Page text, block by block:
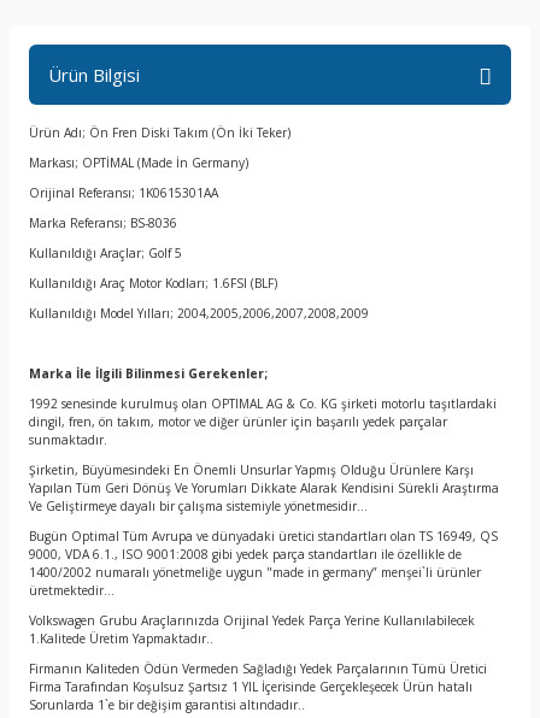
Ürün Bilgisi
Ürün Adı; Ön Fren Diski Takım (Ön İki Teker)
Markası; OPTİMAL (Made İn Germany)
Orijinal Referansı; 1K0615301AA
Marka Referansı; BS-8036
Kullanıldığı Araçlar; Golf 5
Kullanıldığı Araç Motor Kodları; 1.6FSI (BLF)
Kullanıldığı Model Yılları; 2004,2005,2006,2007,2008,2009
Marka İle İlgili Bilinmesi Gerekenler;
1992 senesinde kurulmuş olan OPTIMAL AG & Co. KG şirketi motorlu taşıtlardaki
dingil, fren, ön takım, motor ve diğer ürünler için başarılı yedek parçalar
sunmaktadır.
Şirketin, Büyümesindeki En Önemli Unsurlar Yapmış Olduğu Ürünlere Karşı
Yapılan Tüm Geri Dönüş Ve Yorumları Dikkate Alarak Kendisini Sürekli Araştırma
Ve Geliştirmeye dayalı bir çalışma sistemiyle yönetmesidir…
Bugün Optimal Tüm Avrupa ve dünyadaki üretici standartları olan TS 16949, QS
9000, VDA 6.1., ISO 9001:2008 gibi yedek parça standartları ile özellikle de
1400/2002 numaralı yönetmeliğe uygun "made in germany” menşei`li ürünler
üretmektedir…
Volkswagen Grubu Araçlarınızda Orijinal Yedek Parça Yerine Kullanılabilecek
1.Kalitede Üretim Yapmaktadır..
Firmanın Kaliteden Ödün Vermeden Sağladığı Yedek Parçalarının Tümü Üretici
Firma Tarafından Koşulsuz Şartsız 1 YIL İçerisinde Gerçekleşecek Ürün hatalı
Sorunlarda 1`e bir değişim garantisi altındadır..